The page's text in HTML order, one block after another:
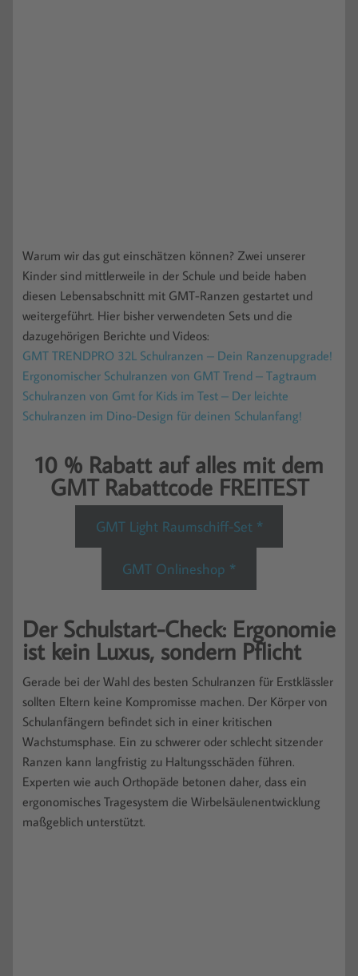
Warum wir das gut einschätzen können? Zwei unserer
Kinder sind mittlerweile in der Schule und beide haben
diesen Lebensabschnitt mit GMT-Ranzen gestartet und
weitergeführt. Hier bisher verwendeten Sets und die
dazugehörigen Berichte und Videos:
GMT TRENDPRO 32L Schulranzen – Dein Ranzenupgrade!
Ergonomischer Schulranzen von GMT Trend – Tagtraum
Schulranzen von Gmt for Kids im Test – Der leichte
Schulranzen im Dino-Design für deinen Schulanfang!
10 % Rabatt auf alles mit dem
GMT Rabattcode FREITEST
GMT Light Raumschiff-Set *
GMT Onlineshop *
Der Schulstart-Check: Ergonomie
ist kein Luxus, sondern Pflicht
Gerade bei der Wahl des besten Schulranzen für Erstklässler
sollten Eltern keine Kompromisse machen. Der Körper von
Schulanfängern befindet sich in einer kritischen
Wachstumsphase. Ein zu schwerer oder schlecht sitzender
Ranzen kann langfristig zu Haltungsschäden führen.
Experten wie auch Orthopäde betonen daher, dass ein
ergonomisches Tragesystem die Wirbelsäulenentwicklung
maßgeblich unterstützt.